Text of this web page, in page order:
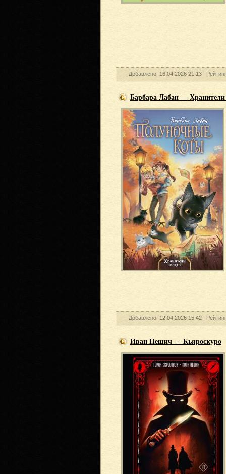
Добавлено: 16.04.2026 21:13 |
Барбара Лабан — Хранители
Добавлено: 12.04.2026 15:42 |
Иван Нешич — Кьяроскуро